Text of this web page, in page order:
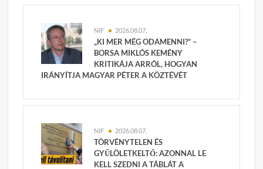
NIF 2026.08.07.
„KI MER MÉG ODAMENNI?” –
BORSA MIKLÓS KEMÉNY
KRITIKÁJA ARRÓL, HOGYAN
IRÁNYÍTJA MAGYAR PÉTER A KÖZTÉVÉT
NIF 2026.08.07.
TÖRVÉNYTELEN ÉS
GYŰLÖLETKELTŐ: AZONNAL LE
KELL SZEDNI A TÁBLÁT A